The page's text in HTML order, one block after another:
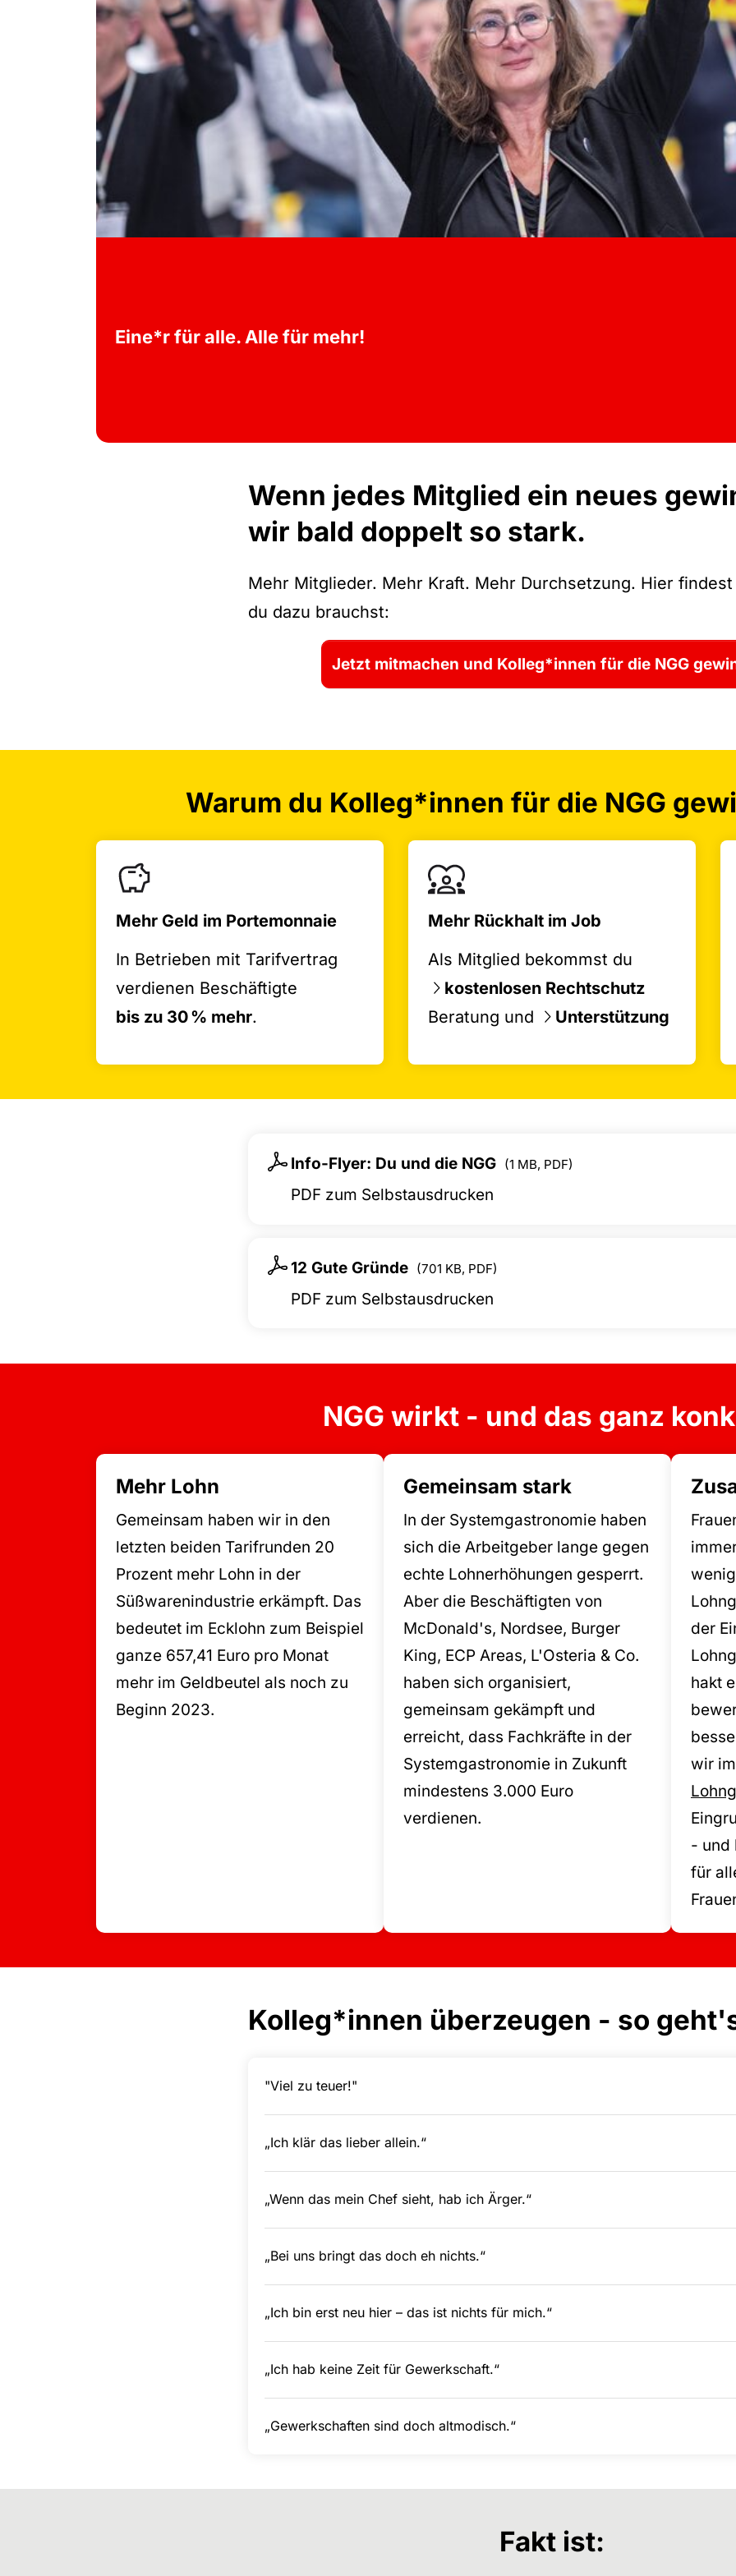
Eine*r für alle. Alle für mehr!
Wenn jedes Mitglied ein neues
wir bald doppelt so stark.
Mehr Mitglieder. Mehr Kraft. Mehr Durchsetzung. Hier
du dazu brauchst:
Jetzt mitmachen und Kolleg*innen für die NGG
Warum du Kolleg*innen für die NGG
Mehr Geld im Portemonnaie
In Betrieben mit Tarifvertrag
verdienen Beschäftigte
bis zu 30 % mehr.
Mehr Rückhalt im Job
Als Mitglied bekommst du
kostenlosen Rechtschutz
Beratung und
Unterstützung
Info-Flyer: Du und die NGG (1 MB, PDF)
PDF zum Selbstausdrucken
12 Gute Gründe (701 KB, PDF)
PDF zum Selbstausdrucken
NGG wirkt - und das ganz
Mehr Lohn
Gemeinsam haben wir in den
letzten beiden Tarifrunden 20
Prozent mehr Lohn in der
Süßwarenindustrie erkämpft. Das
bedeutet im Ecklohn zum Beispiel
ganze 657,41 Euro pro Monat
mehr im Geldbeutel als noch zu
Beginn 2023.
Gemeinsam stark
In der Systemgastronomie haben
sich die Arbeitgeber lange gegen
echte Lohnerhöhungen gesperrt.
Aber die Beschäftigten von
McDonald's, Nordsee, Burger
King, ECP Areas, L'Osteria & Co.
haben sich organisiert,
gemeinsam gekämpft und
erreicht, dass Fachkräfte in der
Systemgastronomie in Zukunft
mindestens 3.000 Euro
verdienen.
der
hakt
wir
- und
für
Kolleg*innen überzeugen - so
"Viel zu teuer!"
„Ich klär das lieber allein.“
„Wenn das mein Chef sieht, hab ich Ärger.“
„Bei uns bringt das doch eh nichts.“
„Ich bin erst neu hier – das ist nichts für mich.“
„Ich hab keine Zeit für Gewerkschaft.“
„Gewerkschaften sind doch altmodisch.“
Fakt ist: